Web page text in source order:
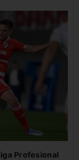
Profesional